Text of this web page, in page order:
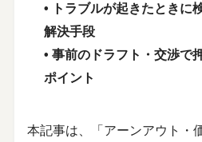
• トラブルが起きたときに
解決手段
• 事前のドラフト・交渉で
ポイント
本記事は、「アーンアウト・